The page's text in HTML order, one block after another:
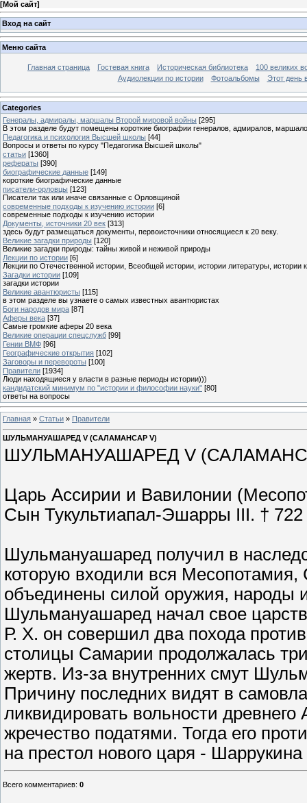
[Мой сайт]
Вход на сайт
Меню сайта
Главная страница Гостевая книга Историческая библиотека
100 великих
Аудиолекции по истории
Фотоальбомы Этот день
Categories
Генералы, адмиралы, маршалы Второй мировой войны [295]
В этом разделе будут помещены короткие биографии генералов, адмиралов,
Педагогика и психология Высшей школы [44]
Вопросы и ответы по курсу "Педагогика Высшей школы"
статьи [1360]
рефераты [390]
биографические данные [149]
короткие биографические данные
писатели-орловцы [123]
Писатели так или иначе связанные с Орловщиной
современные подходы к изучению истории [6]
современные подходы к изучению истории
Документы, источники 20 век [313]
здесь будут размещаться документы, первоисточники относящиеся к 20 веку.
Великие загадки природы [120]
Великие загадки природы: тайны живой и неживой природы
Лекции по истории [6]
Лекции по Отечественной истории, Всеобщей истории, истории литературы, истории
Загадки истории [109]
загадки истории
Великие авантюристы [115]
в этом разделе вы узнаете о самых известных авантюристах
Боги народов мира [87]
Аферы века [37]
Самые громкие аферы 20 века
Великие операции спецслужб [99]
Гении ВМФ [96]
Географические открытия [102]
Заговоры и перевороты [100]
Правители [1934]
Люди находящиеся у власти в разные периоды истории)))
кандидатский минимум по "истории и философии науки" [80]
ответы на вопросы
Главная » Статьи » Правители
ШУЛЬМАНУАШАРЕД V (САЛАМАНСАР V)
ШУЛЬМАНУАШАРЕД V
Царь Ассирии и Вавилонии
Сын Тукультиапал-Эшарры III. † 722
Шульмануашаред получил в
которую входили вся
объединены силой оружия, народы
Шульмануашаред начал свое
Р. Х. он совершил два похода
столицы Самарии продолжалась
жертв. Из-за внутренних смут
Причину последних видят в
ликвидировать вольности
жречество податями. Тогда его
на престол нового царя -
Всего комментариев: 0